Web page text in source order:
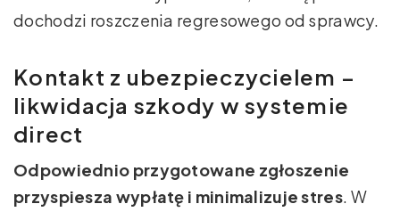
dochodzi roszczenia regresowego od sprawcy.
Kontakt z ubezpieczycielem –
likwidacja szkody w systemie
direct
Odpowiednio przygotowane zgłoszenie
przyspiesza wypłatę i minimalizuje stres. W